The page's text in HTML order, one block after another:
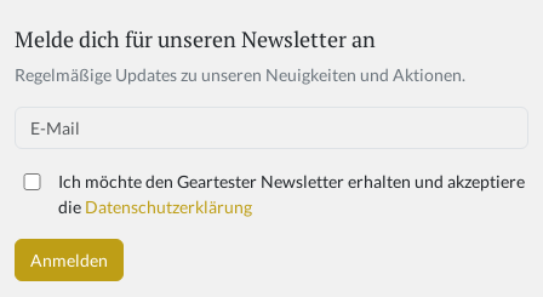
Melde dich für unseren Newsletter an
Regelmäßige Updates zu unseren Neuigkeiten und Aktionen.
Email
Ich möchte den Geartester Newsletter erhalten und akzeptiere
die Datenschutzerklärung